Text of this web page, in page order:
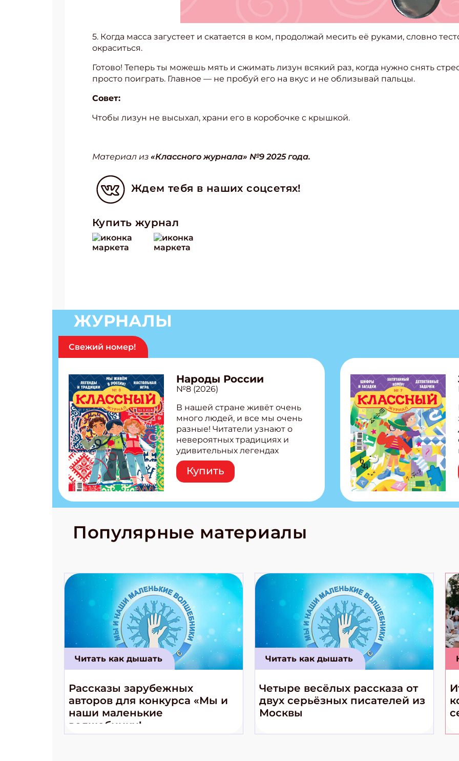
5. Когда масса загустеет и скатается в ком, продолжай месить её руками, словно
окраситься.
Готово! Теперь ты можешь мять и сжимать лизун всякий раз, когда нужно снять
просто поиграть. Главное — не пробуй его на вкус и не облизывай пальцы.
Совет:
Чтобы лизун не высыхал, храни его в коробочке с крышкой.
Материал из «Классного журнала» №9 2025 года.
Ждем тебя в наших соцсетях!
Купить журнал
ЖУРНАЛЫ
Свежий номер!
Народы России
№8 (2026)
В нашей стране живёт очень
много людей, и все мы очень
разные! Читатели узнают о
невероятных традициях и
удивительных легендах
народов России! Внутри:
Легенды татар, башкир и
бурятов Настольная игра
странные слова Традиционные
космические приключения!
Купить
Популярные материалы
Читать как дышать
Рассказы зарубежных
авторов для конкурса «Мы и
наши маленькие
волшебники!»
Читать как дышать
Четыре весёлых рассказа от
двух серьёзных писателей из
Москвы
Получи электронный "Классный журнал" в подарок!